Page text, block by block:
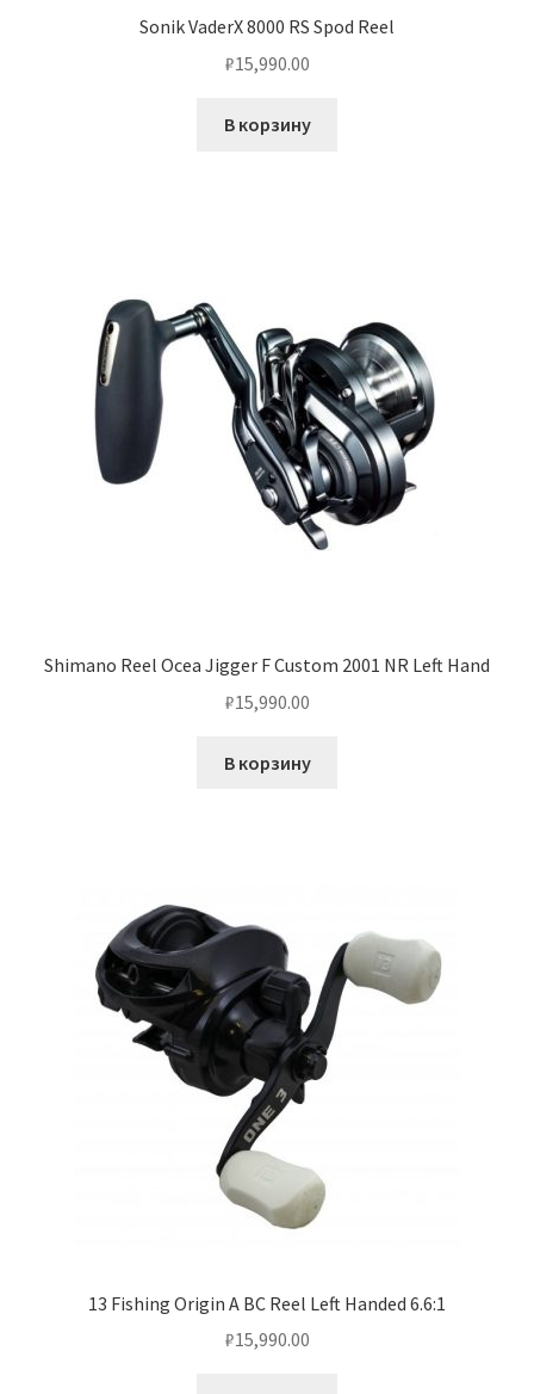
Sonik VaderX 8000 RS Spod Reel
₽15,990.00
В корзину
Shimano Reel Ocea Jigger F Custom 2001 NR Left Hand
₽15,990.00
В корзину
13 Fishing Origin A BC Reel Left Handed 6.6:1
₽15,990.00